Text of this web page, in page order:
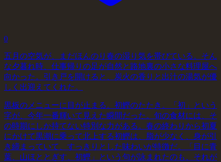
0
五月の空気が、まだほんのり春の湿り気を帯びている。そん
な夕暮れ時、仕事帰りの足が自然と路地裏の小さな料理屋へ
向かった。引き戸を開けると、炭火の香りと出汁の湯気が優
しく出迎えてくれた。
黒板のメニューに目が止まる。初鰹のたたき。「初」という
字が、今年一番輝いて見えた瞬間だった。旬の食材には、そ
の時期にしか持てない特別な力がある。春の終わりから初夏
にかけて黒潮に乗って北上する初鰹は、脂が少なく、身が引
き締まっていて、すっきりとした味わいが特徴だ。「目に青
葉、山ほととぎす、初鰹」という句が詠まれたのも、それが